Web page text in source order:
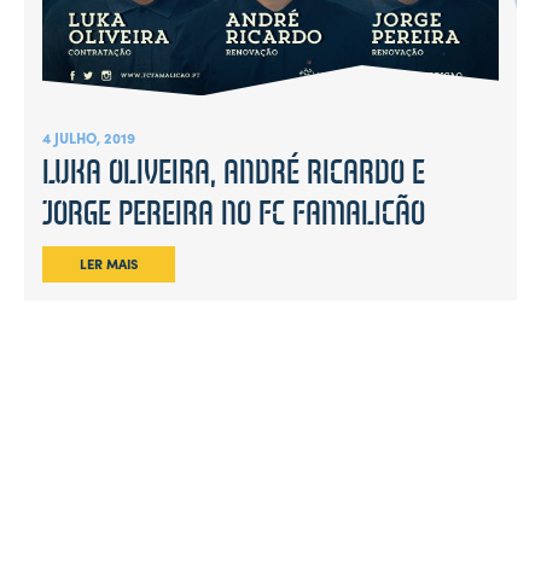
4 JULHO, 2019
LUKA OLIVEIRA, ANDRÉ RICARDO E
JORGE PEREIRA NO FC FAMALICÃO
LER MAIS